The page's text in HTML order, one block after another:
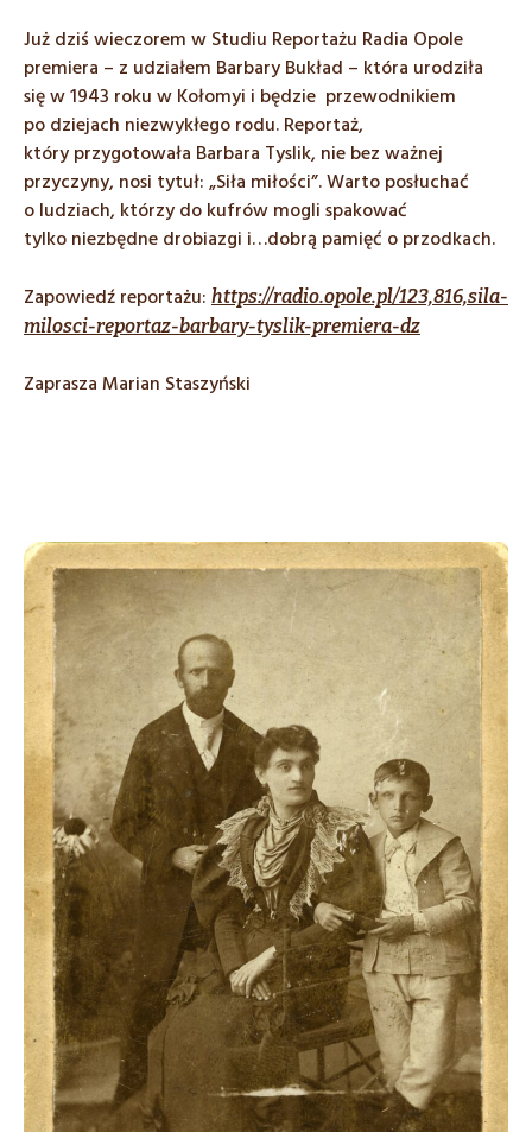
Już dziś wieczorem w Studiu Reportażu Radia Opole
premiera – z udziałem Barbary Bukład – która urodziła
się w 1943 roku w Kołomyi i będzie przewodnikiem
po dziejach niezwykłego rodu. Reportaż,
który przygotowała Barbara Tyslik, nie bez ważnej
przyczyny, nosi tytuł: „Siła miłości”. Warto posłuchać
o ludziach, którzy do kufrów mogli spakować
tylko niezbędne drobiazgi i…dobrą pamięć o przodkach.
Zapowiedź reportażu: https://radio.opole.pl/123,816,sila-
milosci-reportaz-barbary-tyslik-premiera-dz
Zaprasza Marian Staszyński